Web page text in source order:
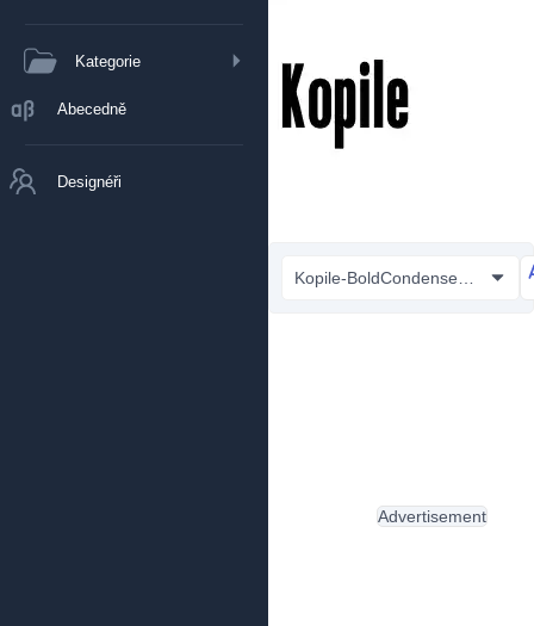
Kategorie
Abecedně
Designéři
Advertisement